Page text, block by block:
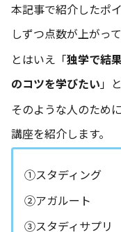
本記事で紹介したポ
しずつ点数が上がっ
とはいえ「独学で結
のコツを学びたい」
そのような人のため
講座を紹介します。
①スタディング
②アガルート
③スタディサプリ